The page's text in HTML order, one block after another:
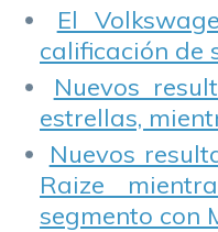
El
calificación de
Nuevos
estrellas,
Nuevos
Raize
segmento con